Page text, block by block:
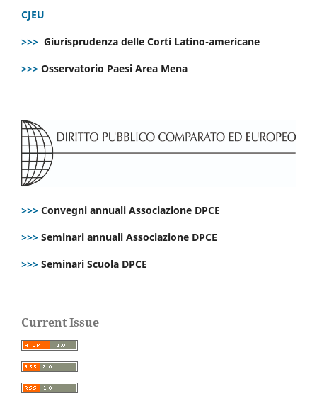
CJEU
>>> Giurisprudenza delle Corti Latino-americane
>>> Osservatorio Paesi Area Mena
>>> Convegni annuali Associazione DPCE
>>> Seminari annuali Associazione DPCE
>>> Seminari Scuola DPCE
Current Issue